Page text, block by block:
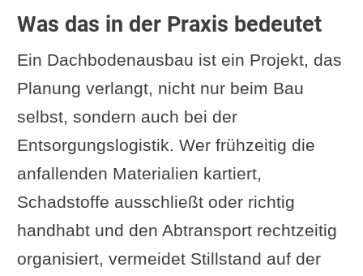
Was das in der Praxis bedeutet
Ein Dachbodenausbau ist ein Projekt, das
Planung verlangt, nicht nur beim Bau
selbst, sondern auch bei der
Entsorgungslogistik. Wer frühzeitig die
anfallenden Materialien kartiert,
Schadstoffe ausschließt oder richtig
handhabt und den Abtransport rechtzeitig
organisiert, vermeidet Stillstand auf der